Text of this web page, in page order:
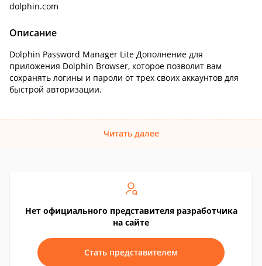
dolphin.com
Описание
Dolphin Password Manager Lite Дополнение для
приложения Dolphin Browser, которое позволит вам
сохранять логины и пароли от трех своих аккаунтов для
быстрой авторизации.
Читать далее
Нет официального представителя разработчика
на сайте
Стать представителем